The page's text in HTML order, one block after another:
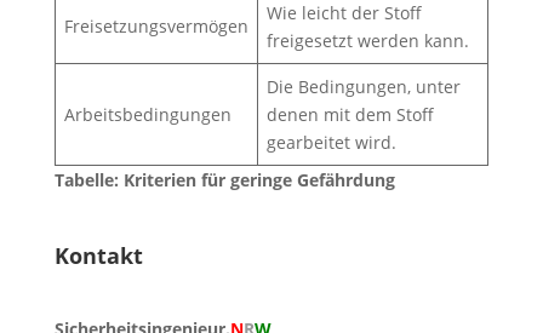
Freisetzungsvermögen
Wie leicht der Stoff
freigesetzt werden kann.
Arbeitsbedingungen
Die Bedingungen, unter
denen mit dem Stoff
gearbeitet wird.
Tabelle: Kriterien für geringe Gefährdung
Kontakt